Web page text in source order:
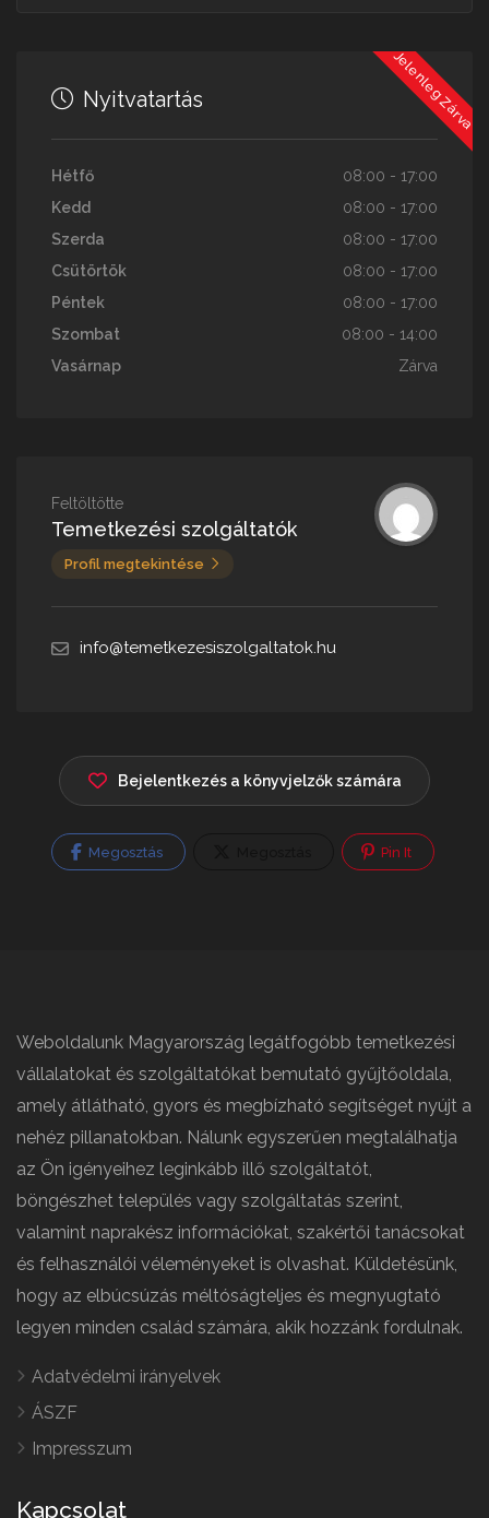
Jelenleg Zárva
Nyitvatartás
Hétfő
08:00 - 17:00
Kedd
08:00 - 17:00
Szerda
08:00 - 17:00
Csütörtök
08:00 - 17:00
Péntek
08:00 - 17:00
Szombat
08:00 - 14:00
Vasárnap
Zárva
Feltöltötte
Temetkezési szolgáltatók
Profil megtekintése
info@temetkezesiszolgaltatok.hu
Bejelentkezés a könyvjelzők számára
Megosztás Pin It
Weboldalunk Magyarország legátfogóbb temetkezési
vállalatokat és szolgáltatókat bemutató gyűjtőoldala,
amely átlátható, gyors és megbízható segítséget nyújt a
nehéz pillanatokban. Nálunk egyszerűen megtalálhatja
az Ön igényeihez leginkább illő szolgáltatót,
böngészhet település vagy szolgáltatás szerint,
valamint naprakész információkat, szakértői tanácsokat
és felhasználói véleményeket is olvashat. Küldetésünk,
hogy az elbúcsúzás méltóságteljes és megnyugtató
legyen minden család számára, akik hozzánk fordulnak.
Adatvédelmi irányelvek
ÁSZF
Impresszum
Kapcsolat